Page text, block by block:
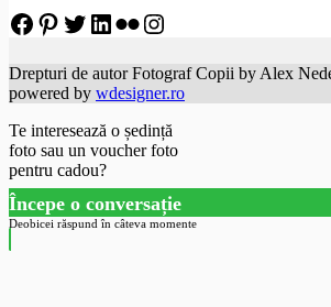
Facebook
Pinterest
Twitter
LinkedIn
FlickrInstagram
Drepturi de autor Fotograf Copii by Alex
powered by wdesigner.ro
Te interesează o ședință
foto sau un voucher foto
pentru cadou?
Începe o conversație
Deobicei răspund în câteva momente